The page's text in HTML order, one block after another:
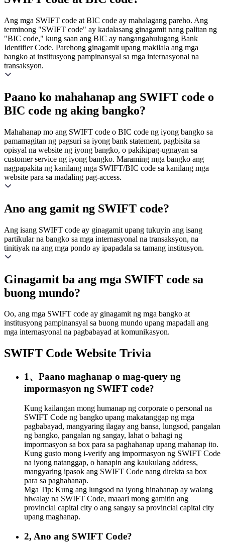
Ang mga SWIFT code at BIC code ay mahalagang pareho. Ang
terminong "SWIFT code" ay kadalasang ginagamit nang palitan ng
"BIC code," kung saan ang BIC ay nangangahulugang Bank
Identifier Code. Parehong ginagamit upang makilala ang mga
bangko at institusyong pampinansyal sa mga internasyonal na
transaksyon.
Paano ko mahahanap ang SWIFT code o
BIC code ng aking bangko?
Mahahanap mo ang SWIFT code o BIC code ng iyong bangko sa
pamamagitan ng pagsuri sa iyong bank statement, pagbisita sa
opisyal na website ng iyong bangko, o pakikipag-ugnayan sa
customer service ng iyong bangko. Maraming mga bangko ang
nagpapakita ng kanilang mga SWIFT/BIC code sa kanilang mga
website para sa madaling pag-access.
Ano ang gamit ng SWIFT code?
Ang isang SWIFT code ay ginagamit upang tukuyin ang isang
partikular na bangko sa mga internasyonal na transaksyon, na
tinitiyak na ang mga pondo ay ipapadala sa tamang institusyon.
Ginagamit ba ang mga SWIFT code sa
buong mundo?
Oo, ang mga SWIFT code ay ginagamit ng mga bangko at
institusyong pampinansyal sa buong mundo upang mapadali ang
mga internasyonal na pagbabayad at komunikasyon.
SWIFT Code Website Trivia
1、Paano maghanap o mag-query ng
impormasyon ng SWIFT code?
Kung kailangan mong humanap ng corporate o personal na
SWIFT Code ng bangko upang makatanggap ng mga
pagbabayad, mangyaring ilagay ang bansa, lungsod, pangalan
ng bangko, pangalan ng sangay, lahat o bahagi ng
impormasyon sa box para sa paghahanap upang mahanap ito.
Kung gusto mong i-verify ang impormasyon ng SWIFT Code
na iyong natanggap, o hanapin ang kaukulang address,
mangyaring ipasok ang SWIFT Code nang direkta sa box
para sa paghahanap.
Mga Tip: Kung ang lungsod na iyong hinahanap ay walang
hiwalay na SWIFT Code, maaari mong gamitin ang
provincial capital city o ang sangay sa provincial capital city
upang maghanap.
2, Ano ang SWIFT Code?